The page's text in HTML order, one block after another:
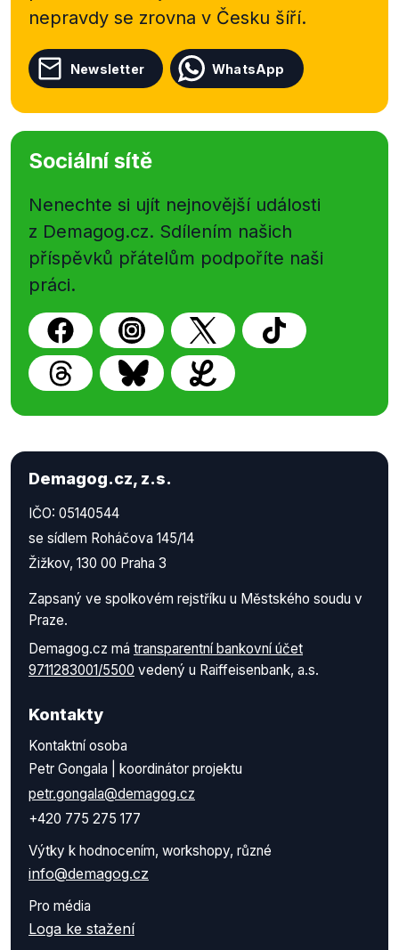
nepravdy se zrovna v Česku šíří.
Newsletter WhatsApp
Sociální sítě
Nenechte si ujít nejnovější události
z Demagog.cz. Sdílením našich
příspěvků přátelům podpoříte naši
práci.
Demagog.cz, z.s.
IČO: 05140544
se sídlem Roháčova 145/14
Žižkov, 130 00 Praha 3
Zapsaný ve spolkovém rejstříku u Městského soudu v
Praze.
Demagog.cz má transparentní bankovní účet
9711283001/5500 vedený u Raiffeisenbank, a.s.
Kontakty
Kontaktní osoba
Petr Gongala | koordinátor projektu
petr.gongala@demagog.cz
+420 775 275 177
Výtky k hodnocením, workshopy, různé
info@demagog.cz
Pro média
Loga ke stažení